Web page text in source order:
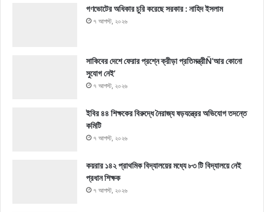
গণভোটের অধিকার চুরি করেছে সরকার : নাহিদ ইসলাম
৭ আগস্ট, ২০২৬
সাকিবের দেশে ফেরার প্রশ্নে ক্রীড়া প্রতিমন্ত্রীÑ‘আর কোনো
সুযোগ নেই’
৭ আগস্ট, ২০২৬
ইবির ৪৪ শিক্ষকের বিরুদ্ধে নৈরাজ্য ষড়যন্ত্রের অভিযোগ তদন্তে
কমিটি
৭ আগস্ট, ২০২৬
কয়রার ১৪২ প্রাথমিক বিদ্যালয়ের মধ্যে ৮৩ টি বিদ্যালয়ে নেই
প্রধান শিক্ষক
৭ আগস্ট, ২০২৬